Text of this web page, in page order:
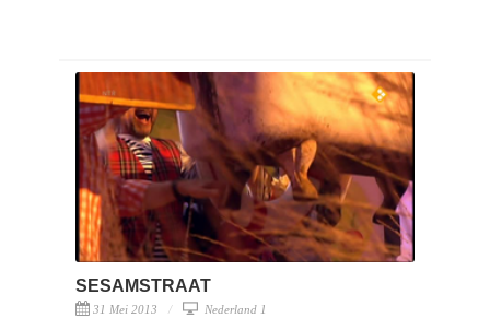
SESAMSTRAAT
31 Mei 2013 Nederland 1